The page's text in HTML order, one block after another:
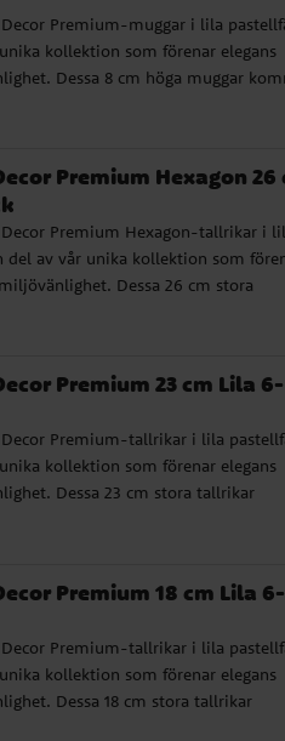
Premium-muggar i lila
kollektion som förenar elegans
Dessa 8 cm höga muggar
innovativt tillverkade av 77 %
310 ml. Deras högkvalitativa och
gör dem till ett idealiskt val för en
dukning.
Premium Hexagon 26
Premium Hexagon-tallrikar i
del av vår unika kollektion som
Dessa 26 cm stora
De är innovativt tillverkade av 77
högkvalitativa och stabila design
idealiskt val för en stilsäker och
dukning.
Premium 23 cm Lila 6-
Premium-tallrikar i lila
kollektion som förenar elegans
Dessa 23 cm stora tallrikar
innovativt tillverkade av 77 %
högkvalitativa och stabila design gör
val för en stilsäker och
dukning.
Premium 18 cm Lila 6-
Premium-tallrikar i lila
kollektion som förenar elegans
Dessa 18 cm stora tallrikar